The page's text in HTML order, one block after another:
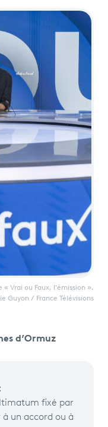
« Vrai ou Faux, l'émission ».
Guyon / France Télévisions
d’Ormuz
fixé par
à un accord ou à